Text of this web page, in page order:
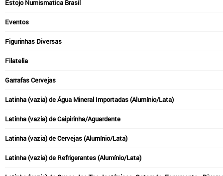
Estojo Numismatica Brasil
Eventos
Figurinhas Diversas
Filatelia
Garrafas Cervejas
Latinha (vazia) de Água Mineral Importadas (Alumínio/Lata)
Latinha (vazia) de Caipirinha/Aguardente
Latinha (vazia) de Cervejas (Alumínio/Lata)
Latinha (vazia) de Refrigerantes (Alumínio/Lata)